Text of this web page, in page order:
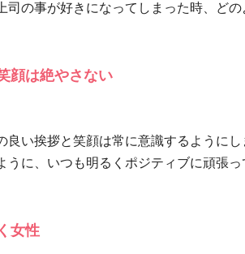
司の事が好きになってしまった時、ど
顔は絶やさない
良い挨拶と笑顔は常に意識するように
うに、いつも明るくポジティブに頑張
女性